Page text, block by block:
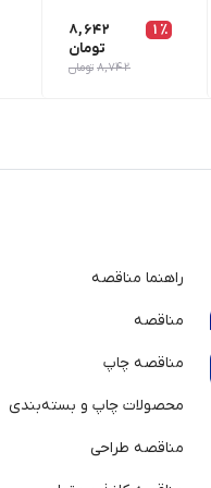
1٪
8,642
تومان
8,742 تومان
راهنما مناقصه
مناقصه
مناقصه چاپ
محصولات چاپ و بسته‌بندی
مناقصه طراحی